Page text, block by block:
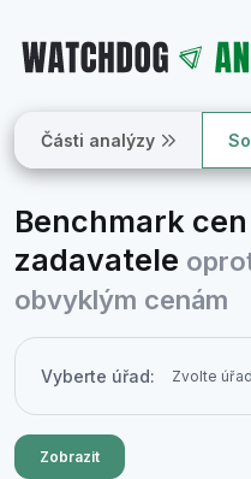
Části analýzy
Benchmark
zadavatele
obvyklým cenám
Vyberte úřad:
Zobrazit